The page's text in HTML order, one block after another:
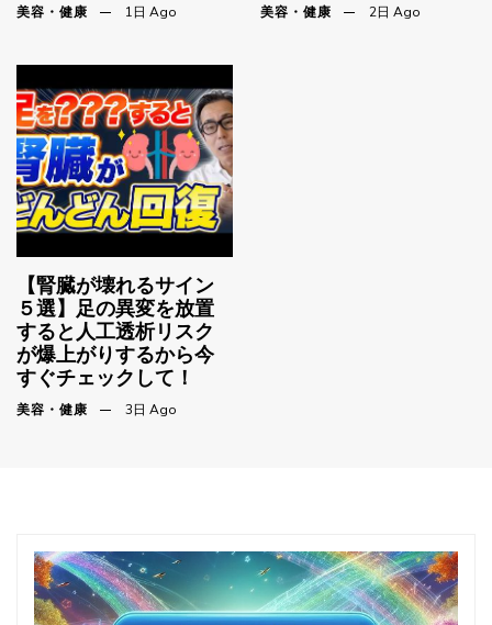
美容・健康 1日 Ago 美容・健康 2日 Ago
【腎臓が壊れるサイン
５選】足の異変を放置
すると人工透析リスク
が爆上がりするから今
すぐチェックして！
美容・健康 3日 Ago